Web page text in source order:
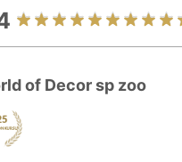
of Decor sp zoo